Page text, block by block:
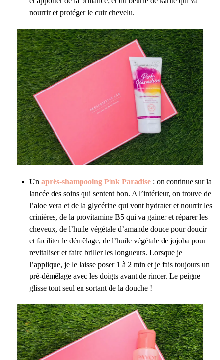
nourrir et protéger le cuir chevelu.
Un après-shampooing Pink Paradise : on continue sur la
lancée des soins qui sentent bon. A l’intérieur, on trouve de
l’aloe vera et de la glycérine qui vont hydrater et nourrir les
crinières, de la provitamine B5 qui va gainer et réparer les
cheveux, de l’huile végétale d’amande douce pour doucir
et faciliter le démêlage, de l’huile végétale de jojoba pour
revitaliser et faire briller les longueurs. Lorsque je
l’applique, je le laisse poser 1 à 2 min et je fais toujours un
pré-démêlage avec les doigts avant de rincer. Le peigne
glisse tout seul en sortant de la douche !